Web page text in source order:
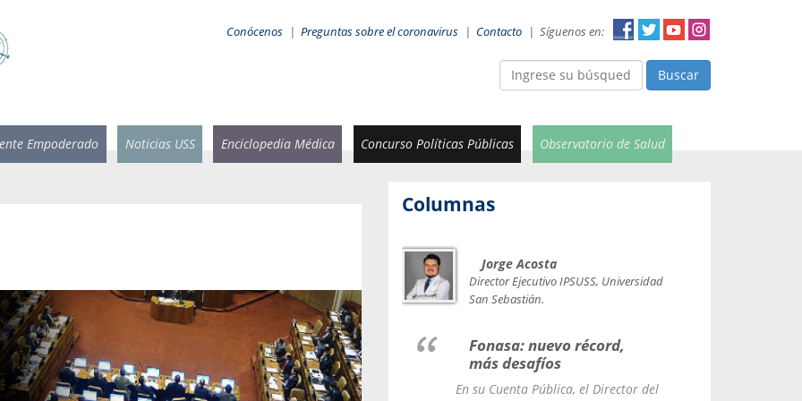
Conócenos | Preguntas sobre el coronavirus | Contacto | Síguenos en:
Buscar
Empoderado Noticias USS Enciclopedia Médica Concurso Políticas Públicas Observatorio de Salud
Columnas
Sebastián
cuando
se
Universidad San Sebastián.
¿Cuándo será urgente la
salud bucal?
En Chile, nadie muere de caries ni de
Jorge Acosta
Director Ejecutivo IPSUSS, Universidad
San Sebastián.
Fonasa: nuevo récord,
más desafíos
En su Cuenta Pública, el Director del